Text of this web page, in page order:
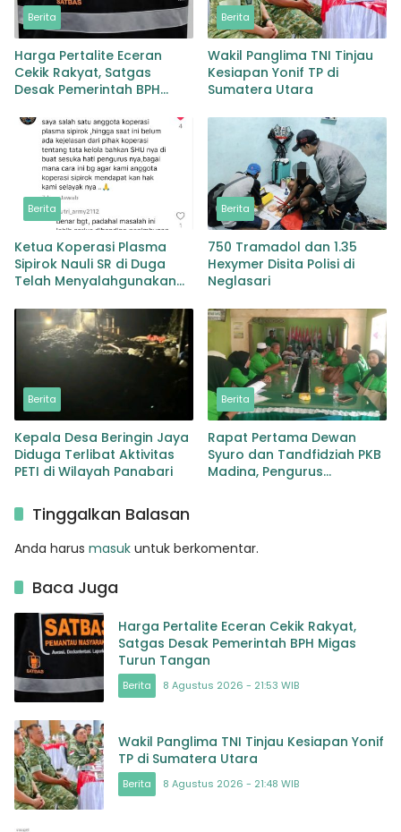
Berita
Harga Pertalite Eceran
Cekik Rakyat, Satgas
Desak Pemerintah BPH
Berita
Wakil Panglima TNI Tinjau
Kesiapan Yonif TP di
Sumatera Utara
Berita
Ketua Koperasi Plasma
Sipirok Nauli SR di Duga
Telah Menyalahgunakan
Berita
750 Tramadol dan 1.35
Hexymer Disita Polisi di
Neglasari
Berita
Kepala Desa Beringin Jaya
Diduga Terlibat Aktivitas
PETI di Wilayah Panabari
Berita
Rapat Pertama Dewan
Syuro dan Tandfidziah PKB
Madina, Pengurus
Tinggalkan Balasan
Anda harus masuk untuk berkomentar.
Baca Juga
Harga Pertalite Eceran Cekik Rakyat,
Satgas Desak Pemerintah BPH Migas
Turun Tangan
Berita 8 Agustus 2026 - 21:53 WIB
Wakil Panglima TNI Tinjau Kesiapan Yonif
TP di Sumatera Utara
Berita 8 Agustus 2026 - 21:48 WIB